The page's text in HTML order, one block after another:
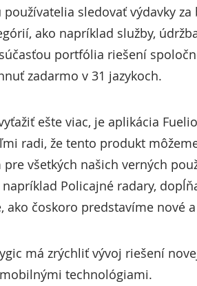
sledovať výdavky
ako napríklad služby,
portfólia riešení
zadarmo v 31 jazykoch.
ešte viac, je aplikácia
radi, že tento produkt
všetkých našich verných
Policajné radary,
ako čoskoro predstavíme nové
má zrýchliť vývoj riešení
technológiami.